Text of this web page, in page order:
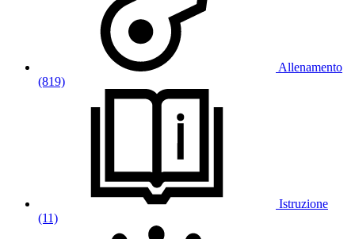
Allenamento
(819)
Istruzione
(11)